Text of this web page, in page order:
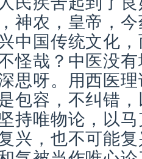
神农，皇帝，
中国传统文化
怪哉？中医没
思呀。用西医
包容，不纠错
持唯物论，以
兴，也不可能